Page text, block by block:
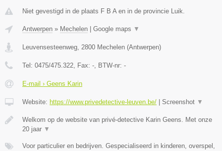
Niet gevestigd in de plaats F B A en in de provincie Luik.
Antwerpen » Mechelen Google maps ▼
Leuvensesteenweg, 2800 Mechelen (Antwerpen)
Tel: 0475/475.322, Fax: -, BTW-nr: -
E-mail › Geens Karin
Website: https://www.privedetective-leuven.be/ Screenshot ▼
Welkom op de website van privé-detective Karin Geens. Met onze
20 jaar ▼
Voor particulier en bedrijven. Gespecialiseerd in kinderen, overspel,